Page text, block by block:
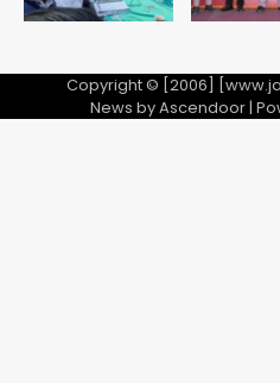
Copyright © [2006]
News byAscendoor|